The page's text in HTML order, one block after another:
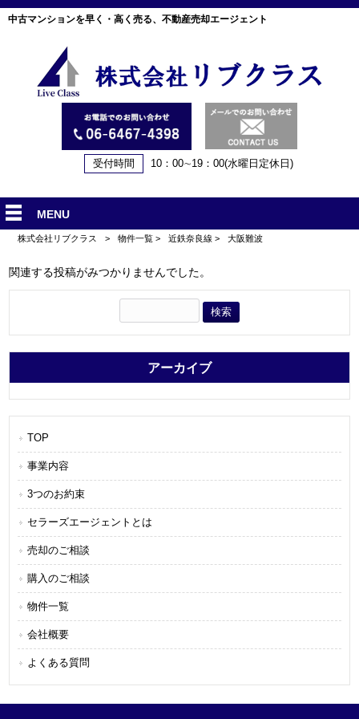
中古マンションを早く・高く売る、不動産売却エージェント
受付時間 10：00∼19：00(水曜日定休日)
MENU
株式会社リブクラス > 物件一覧 > 近鉄奈良線 > 大阪難波
関連する投稿がみつかりませんでした。
アーカイブ
TOP
事業内容
3つのお約束
セラーズエージェントとは
売却のご相談
購入のご相談
物件一覧
会社概要
よくある質問